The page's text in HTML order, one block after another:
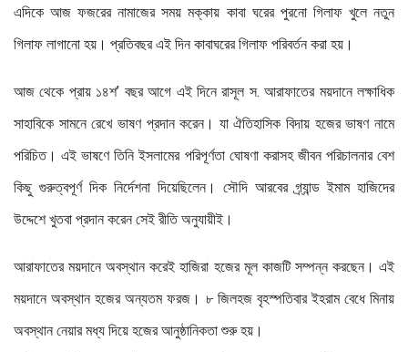
এদিকে আজ ফজরের নামাজের সময় মক্কায় কাবা ঘরের পুরনো গিলাফ খুলে নতুন
গিলাফ লাগানো হয়। প্রতিবছর এই দিন কাবাঘরের গিলাফ পরিবর্তন করা হয়।
আজ থেকে প্রায় ১৪শ’ বছর আগে এই দিনে রাসূল স. আরাফাতের ময়দানে লক্ষাধিক
সাহাবিকে সামনে রেখে ভাষণ প্রদান করেন। যা ঐতিহাসিক বিদায় হজের ভাষণ নামে
পরিচিত। এই ভাষণে তিনি ইসলামের পরিপূর্ণতা ঘোষণা করাসহ জীবন পরিচালনার বেশ
কিছু গুরুত্বপূর্ণ দিক নির্দেশনা দিয়েছিলেন। সৌদি আরবের গ্র্যান্ড ইমাম হাজিদের
উদ্দেশে খুতবা প্রদান করেন সেই রীতি অনুযায়ীই।
আরাফাতের ময়দানে অবস্থান করেই হাজিরা হজের মূল কাজটি সম্পন্ন করছেন। এই
ময়দানে অবস্থান হজের অন্যতম ফরজ। ৮ জিলহজ বৃহস্পতিবার ইহরাম বেধে মিনায়
অবস্থান নেয়ার মধ্য দিয়ে হজের আনুষ্ঠানিকতা শুরু হয়।